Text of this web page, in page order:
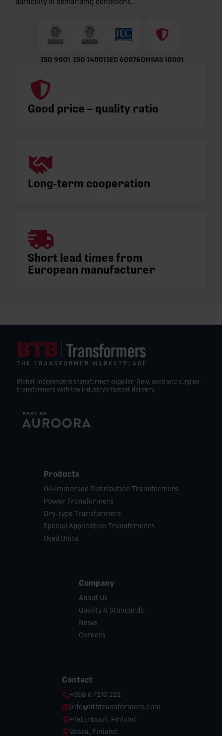
ISO 9001 ISO 14001IEC 60076OHSAS 18001
Good price – quality ratio
Long-term cooperation
Short lead times from
European manufacturer
Global, independent transformer supplier. New, used and surplus
transformers with the industry’s fastest delivery.
Products
Oil-immersed Distribution Transformers
Power Transformers
Dry-type Transformers
Special Application Transformers
Used Units
Company
About Us
Quality & Standards
News
Careers
Contact
Phone:
+358 6 7210 222
Email:
info@btbtransformers.com
Location:
Pietarsaari, Finland
Location:
Vaasa, Finland